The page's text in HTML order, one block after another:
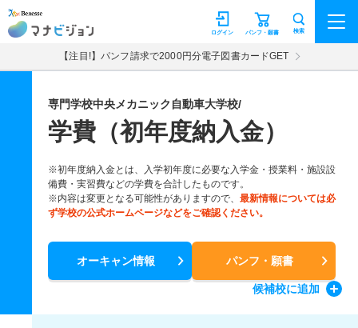
マナビジョン パンフ・願書
ログイン 検索
【注目!】パンフ請求で2000円分電子図書カードGET
専門学校中央メカニック自動車大学校/
学費（初年度納入金）
※初年度納入金とは、入学初年度に必要な入学金・授業料・施設設
備費・実習費などの学費を合計したものです。
※内容は変更となる可能性がありますので、 最新情報については必
ず学校の公式ホームページなどをご確認ください。
オーキャン情報 パンフ・願書
候補校に追加